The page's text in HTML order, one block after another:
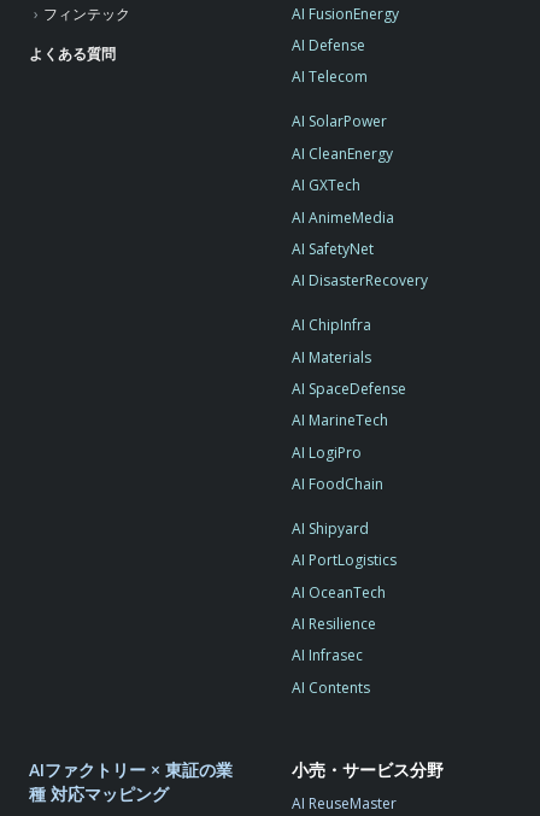
フィンテック
よくある質問
AI FusionEnergy
AI Defense
AI Telecom
AI SolarPower
AI CleanEnergy
AI GXTech
AI AnimeMedia
AI SafetyNet
AI DisasterRecovery
AI ChipInfra
AI Materials
AI SpaceDefense
AI MarineTech
AI LogiPro
AI FoodChain
AI Shipyard
AI PortLogistics
AI OceanTech
AI Resilience
AI Infrasec
AI Contents
AIファクトリー × 東証の業
種 対応マッピング
小売・サービス分野
AI ReuseMaster